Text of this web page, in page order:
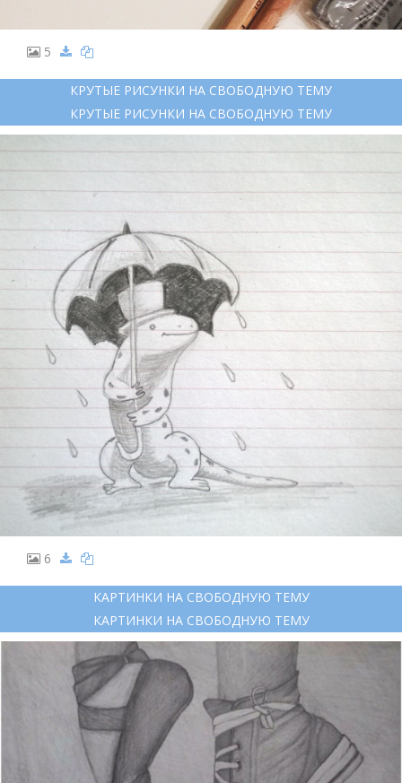
5
КРУТЫЕ РИСУНКИ НА СВОБОДНУЮ ТЕМУ
КРУТЫЕ РИСУНКИ НА СВОБОДНУЮ ТЕМУ
6
КАРТИНКИ НА СВОБОДНУЮ ТЕМУ
КАРТИНКИ НА СВОБОДНУЮ ТЕМУ